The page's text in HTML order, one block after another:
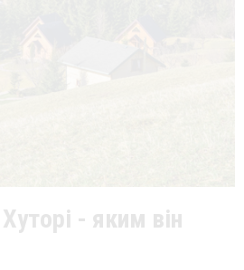
- яким він